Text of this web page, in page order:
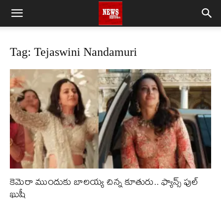
Tag: Tejaswini Nandamuri
కెమెరా ముందుకు బాలయ్య చిన్న కూతురు.. ఫ్యాన్స్ ఫుల్
ఖుషీ